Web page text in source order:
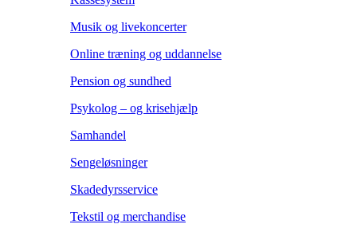
Musik og livekoncerter
Online træning og uddannelse
Pension og sundhed
Psykolog – og krisehjælp
Samhandel
Sengeløsninger
Skadedyrsservice
Tekstil og merchandise